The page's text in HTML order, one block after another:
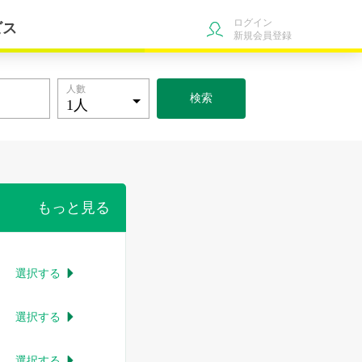
ログイン
新規会員登録
人數
検索
もっと見る
選択する 
選択する 